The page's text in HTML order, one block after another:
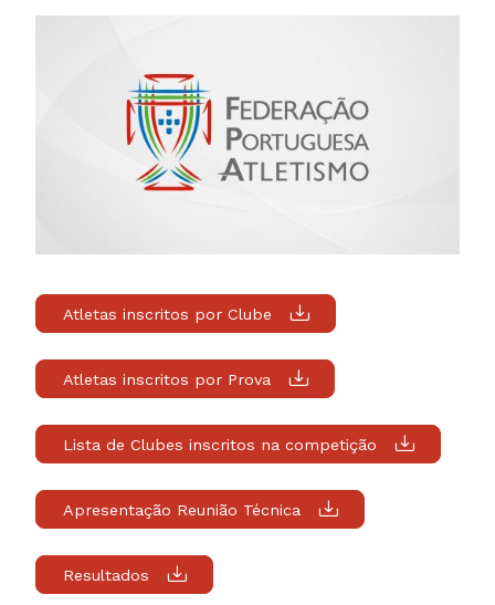
Atletas inscritos por Clube
Atletas inscritos por Prova
Lista de Clubes inscritos na competição
Apresentação Reunião Técnica
Resultados